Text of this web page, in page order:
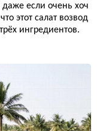
если очень хоч
этот салат возвод
ингредиентов.